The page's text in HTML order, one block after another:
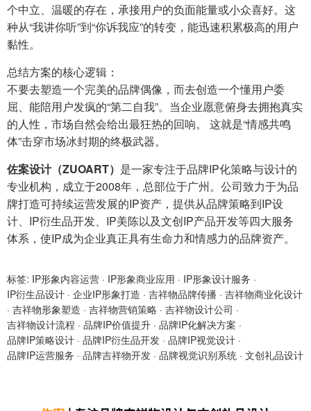
个中立、温暖的存在，承接用户的负面能量或小众喜好。这
种从“我讲你听”到“你诉我应”的转变，能迅速积累极高的用户
黏性。
总结方案的核心逻辑：
不要去塑造一个完美的品牌偶像，而去创造一个懂用户委
屈、能陪用户发疯的“第二自我”。当企业愿意俯身去拥抱真实
的人性，市场自然会给出最狂热的回响。 这就是“情感共鸣
体”击穿市场冰封期的终极武器。
佐案设计（ZUOART） 是一家专注于品牌IP化策略与设计的
专业机构，成立于2008年，总部位于广州。公司致力于为品
牌打造可持续运营发展的IP资产，提供从品牌策略到IP设
计、IP衍生品开发、IP美陈以及文创IP产品开发等四大服务
体系，使IP成为企业真正具有生命力和情感力的品牌资产。
标签: IP形象内容运营 · IP形象商业应用 · IP形象设计服务 ·
IP衍生品设计 · 企业IP形象打造 · 吉祥物品牌传播 · 吉祥物商业化设计
· 吉祥物形象塑造 · 吉祥物营销策略 · 吉祥物设计公司 ·
吉祥物设计流程 · 品牌IP价值提升 · 品牌IP化解决方案 ·
品牌IP策略设计 · 品牌IP衍生品开发 · 品牌IP视觉设计 ·
品牌IP运营服务 · 品牌吉祥物开发 · 品牌视觉识别系统 · 文创礼品设计